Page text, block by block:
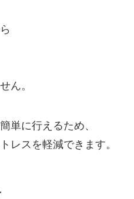
ん。
単に行えるため、
レスを軽減できます。